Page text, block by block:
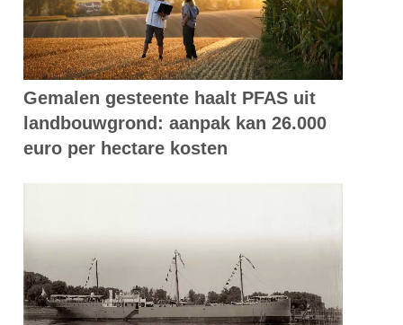
Gemalen gesteente haalt PFAS uit
landbouwgrond: aanpak kan 26.000
euro per hectare kosten